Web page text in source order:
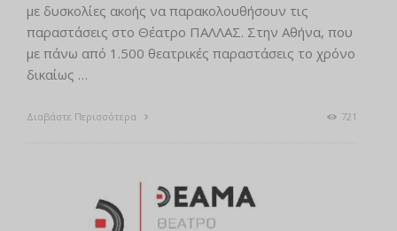
με δυσκολίες ακοής να παρακολουθήσουν τις
παραστάσεις στο Θέατρο ΠΑΛΛΑΣ. Στην Αθήνα, που
με πάνω από 1.500 θεατρικές παραστάσεις το χρόνο
δικαίως …
Διαβάστε Περισσότερα 721